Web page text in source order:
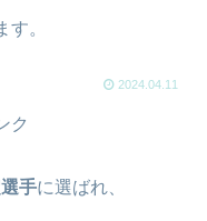
。
2024.04.11
ク
手に選ばれ、